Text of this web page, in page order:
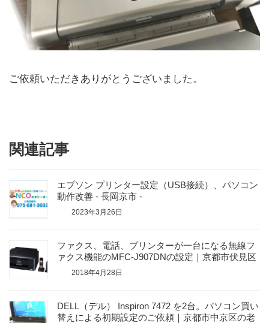
ご依頼いただきありがとうございました。
関連記事
エプソン プリンター設定（USB接続）、パソコン
動作改善 - 長岡京市 -
2023年3月26日
ファクス、電話、プリンターが一台になる無線フ
ァクス機能のMFC-J907DNの設定｜京都市伏見区
2018年4月28日
DELL（デル） Inspiron 7472 を2台。パソコン買い
替えによる初期設定のご依頼｜京都市中京区の老